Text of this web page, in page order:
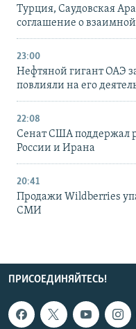
Турция, Саудовская
соглашение о
23:00
Нефтяной гигант ОАЭ
повлияли на его
22:08
Сенат США поддержал
России и Ирана
20:41
Продажи Wildberries
СМИ
ПРИСОЕДИНЯЙТЕСЬ!